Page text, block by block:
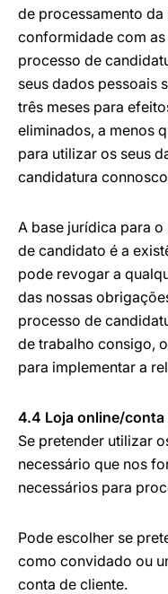
de processamento
conformidade com
processo de
seus dados pessoais
três meses para
eliminados, a menos
para utilizar os seus
candidatura
A base jurídica para
de candidato é a
pode revogar a
das nossas
processo de
de trabalho consigo,
para implementar a
4.4 Loja online/conta
Se pretender utilizar
necessário que nos
necessários para
Pode escolher se
como convidado ou
conta de cliente.